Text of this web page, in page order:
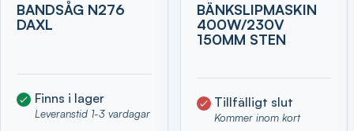
BANDSÅG N276
DAXL
Finns i lager
Leveranstid 1-3 vardagar
BÄNKSLIPMASKIN
400W/230V
150MM STEN
Tillfälligt slut
Kommer inom kort